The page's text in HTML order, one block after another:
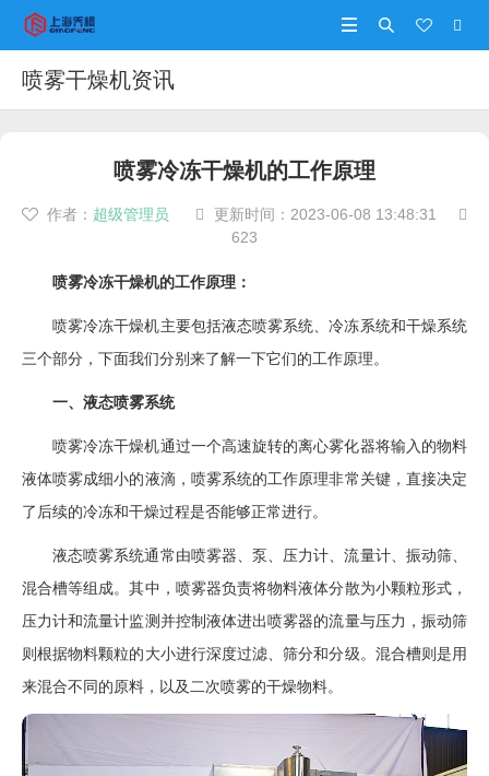




喷雾干燥机资讯
喷雾冷冻干燥机的工作原理
 作者： 超级管理员  更新时间： 2023-06-08 13:48:31 
623
喷雾冷冻干燥机的工作原理：
喷雾冷冻干燥机主要包括液态喷雾系统、冷冻系统和干燥系统
三个部分，下面我们分别来了解一下它们的工作原理。
一、液态喷雾系统
喷雾冷冻干燥机通过一个高速旋转的离心雾化器将输入的物料
液体喷雾成细小的液滴，喷雾系统的工作原理非常关键，直接决定
了后续的冷冻和干燥过程是否能够正常进行。
液态喷雾系统通常由喷雾器、泵、压力计、流量计、振动筛、
混合槽等组成。其中，喷雾器负责将物料液体分散为小颗粒形式，
压力计和流量计监测并控制液体进出喷雾器的流量与压力，振动筛
则根据物料颗粒的大小进行深度过滤、筛分和分级。混合槽则是用
来混合不同的原料，以及二次喷雾的干燥物料。